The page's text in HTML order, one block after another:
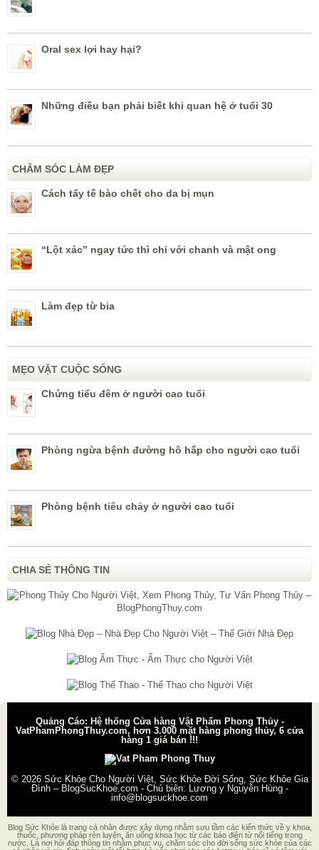
Oral sex lợi hay hại?
Những điều bạn phải biết khi quan hệ ở tuổi 30
CHĂM SÓC LÀM ĐẸP
Cách tẩy tế bào chết cho da bị mụn
“Lột xác” ngay tức thì chỉ với chanh và mật ong
Làm đẹp từ bia
MẸO VẶT CUỘC SỐNG
Chứng tiểu đêm ở người cao tuổi
Phòng ngừa bệnh đường hô hấp cho người cao tuổi
Phòng bệnh tiêu chảy ở người cao tuổi
CHIA SẺ THÔNG TIN
Quảng Cáo: Hệ thống Cửa hàng Vật Phẩm Phong Thủy -
VatPhamPhongThuy.com, hơn 3.000 mặt hàng phong thủy, 6 cửa
hàng 1 giá bán !!!
© 2026 Sức Khỏe Cho Người Việt, Sức Khỏe Đời Sống, Sức Khỏe Gia
Đình – BlogSucKhoe.com - Chủ biên: Lương y Nguyễn Hùng-
info@blogsuckhoe.com
Blog Sức Khỏe là trang cá nhân được xây dựng nhằm sưu tầm các kiến thức về y khoa,
thuốc, phương pháp rèn luyện, ăn uống khoa học từ các báo điện tử nổi tiếng trong
nước. Là nơi hỏi đáp thông tin nhằm phục vụ, chăm sóc cho đời sống sức khỏe của các